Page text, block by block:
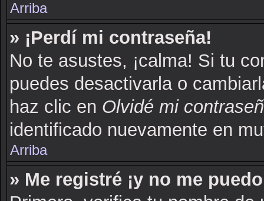
Arriba
» ¡Perdí mi contraseña!
No te asustes, ¡calma! Si tu
puedes desactivarla o
haz clic en Olvidé mi
identificado nuevamente en
Arriba
» Me registré ¡y no me